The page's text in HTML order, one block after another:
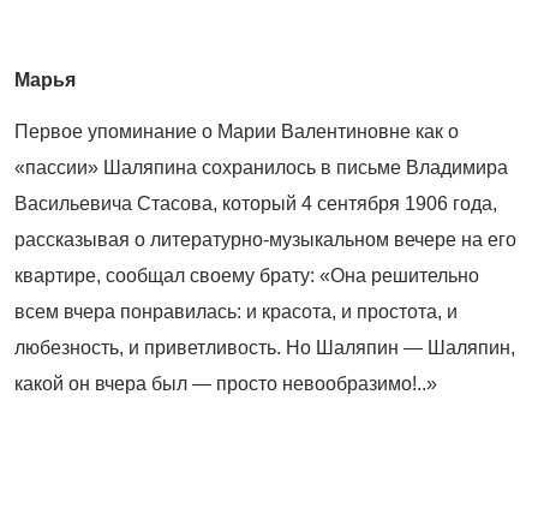
Марья
Первое упоминание о Марии Валентиновне как о
«пассии» Шаляпина сохранилось в письме Владимира
Васильевича Стасова, который 4 сентября 1906 года,
рассказывая о литературно-музыкальном вечере на его
квартире, сообщал своему брату: «Она решительно
всем вчера понравилась: и красота, и простота, и
любезность, и приветливость. Но Шаляпин — Шаляпин,
какой он вчера был — просто невообразимо!..»